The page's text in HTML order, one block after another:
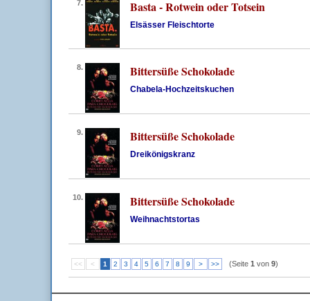
7. Basta - Rotwein oder Totsein
Elsässer Fleischtorte
8. Bittersüße Schokolade
Chabela-Hochzeitskuchen
9. Bittersüße Schokolade
Dreikönigskranz
10. Bittersüße Schokolade
Weihnachtstortas
<< < 1 2 3 4 5 6 7 8 9 > >> (Seite 1 von 9)